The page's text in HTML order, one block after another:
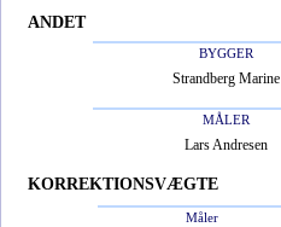
ANDET
BYGGER
Strandberg Marine
MÅLER
Lars Andresen
KORREKTIONSVÆGTE
Måler